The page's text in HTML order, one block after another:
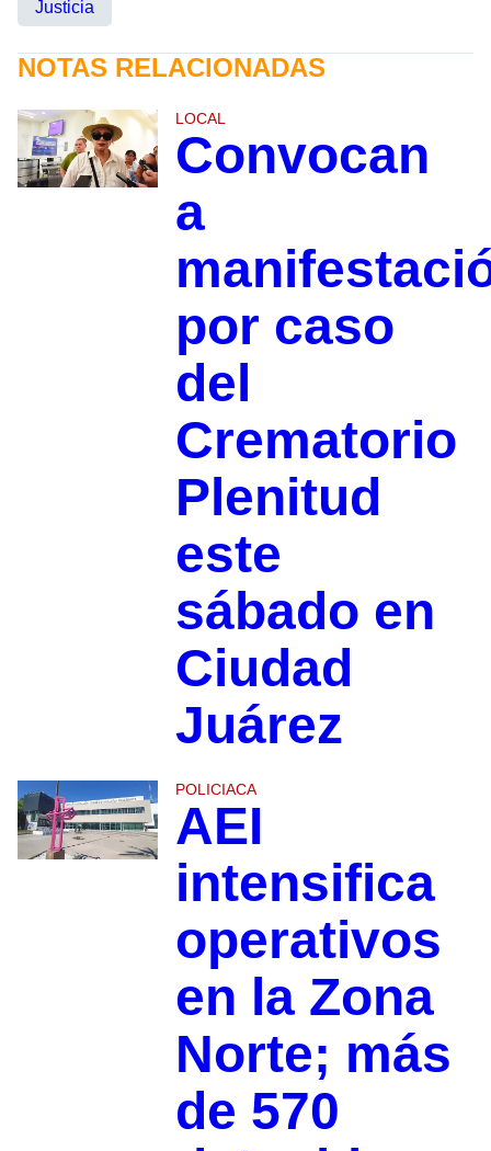
Justicia
NOTAS RELACIONADAS
LOCAL
Convocan
a
por caso
del
Crematorio
Plenitud
este
sábado en
Ciudad
Juárez
POLICIACA
AEI
intensifica
operativos
en la Zona
Norte; más
de 570